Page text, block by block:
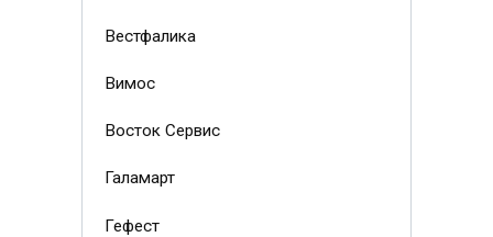
Вестфалика
Вимос
Восток Сервис
Галамарт
Гефест